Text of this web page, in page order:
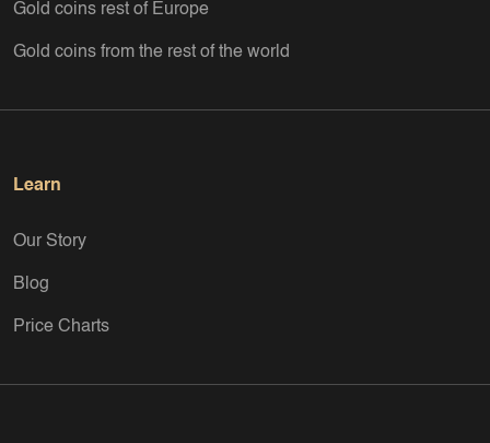
Gold coins rest of Europe
Gold coins from the rest of the world
Learn
Our Story
Blog
Price Charts